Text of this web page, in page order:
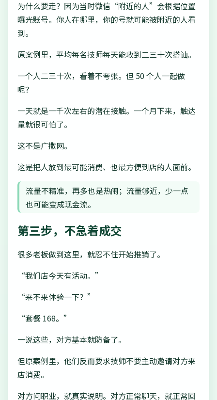
为什么要走？因为当时微信“附近的人”会根据位置
曝光账号。你人在哪里，你的号就可能被附近的人看
到。
原案例里，平均每名技师每天能收到二三十次搭讪。
一个人二三十次，看着不夸张。但 50 个人一起做
呢？
一天就是一千次左右的潜在接触。一个月下来，触达
量就很可怕了。
这不是广撒网。
这是把人放到最可能消费、也最方便到店的人面前。
流量不精准，再多也是热闹；流量够近，少一点
也可能变成现金流。
第三步，不急着成交
很多老板做到这里，就忍不住开始推销了。
“我们店今天有活动。”
“来不来体验一下？”
“套餐 168。”
一说这些，对方基本就防备了。
但原案例里，他们反而要求技师不要主动邀请对方来
店消费。
对方问职业，就真实说明。对方正常聊天，就正常回